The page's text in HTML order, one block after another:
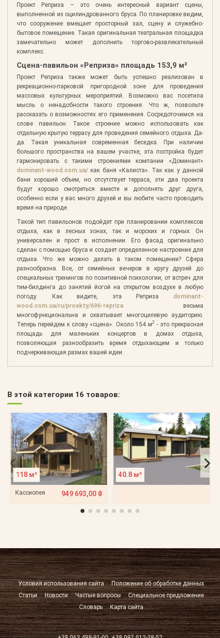
Проект Реприза – это очень интересный вариант сцены,
выполненной из оцилиндрованного бруса. По планировке видим,
что сооружение вмещает просторный зал, сцену и служебно-
бытовое помещение. Такая оригинальная театральная площадка
замечательно может дополнить торгово-развлекательный
комплекс.
Сцена-павильон «Реприза» площадь 153,9 м²
Проект Реприза также может быть успешно реализован в
рекреационно-парковой пригородной зоне для проведения
массовых культурных мероприятий. Возможно вас посетила
мысль о ненадобности такого строения. Что ж, позвольте
рассказать о возможностях его применения. Сосредоточимся на
слове павильон. Такое строение можно использовать как
отдельную крытую террасу для проведения семейного отдыха. Да-
да. Такая уникальная современная беседка. При наличии
большого пространства на вашем участке, эта постройка будет
гармонировать с такими строениями компании «Доминант»
dominant-wood.com.ua/ как баня «Калиста». Так как у данной
бани хороший объем, но отсутствует терраса, эти два проекта
будут хорошо смотреться вместе и дополнять друг друга,
особенно если у вас много друзей и вы любите часто проводить
время на природе.
Такой тип павильонов подойдет при планировании комплексов
отдыха, как в лесных зонах, так и морских и горных. Он
универсален и прост в исполнении. Его фасад оригинально
сделан с помощью бруса и создает определенное настроение для
отдыха. Что же можно делать в таком помещении? Сфера
разнообразна. Все, от семейных вечеров в кругу друзей до
специальных тренингов по позитивной психологии, от встреч для
тим-билдинга до занятий йогой на открытом воздухе в любую
погоду. Как видите, эта Реприза dominant-
wood.com.ua/ru/proekty/696-repriza весьма
многофункциональна и охватывает многоцелевую аудиторию.
Теперь перейдем к слову «сцена». Около 154 м2- это прекрасная
площадь для маленьких концертов в домах отдыха,
позволяющая разнообразить время отдыхающим и только
подчеркивающая размах вашей идеи.
В этой категории 16 товаров:
118 м²
Кассиопея 949 693,00 ₴
40.8 м²
Условия использования сайта
Положение об обработке данных
Статьи
Новости Частые вопросы
Специальное предложение
Словарь
Карта сайта